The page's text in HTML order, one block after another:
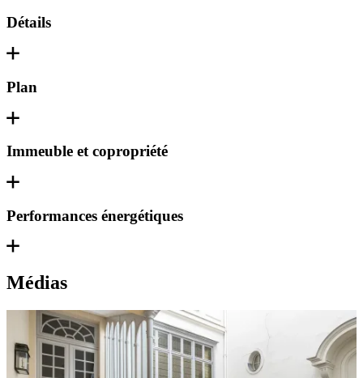
Détails
Plan
Immeuble et copropriété
Performances énergétiques
Médias